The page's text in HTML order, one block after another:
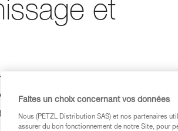
et
sur deux systèmes de
en parallèle (double
avec corde de contre-
Faites un choix concernant vos données
Nous (PETZL Distribution SAS) et nos partenaires
assurer du bon fonctionnement de notre Site, pour